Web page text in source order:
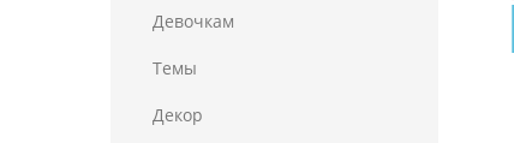
Девочкам
Темы
Декор